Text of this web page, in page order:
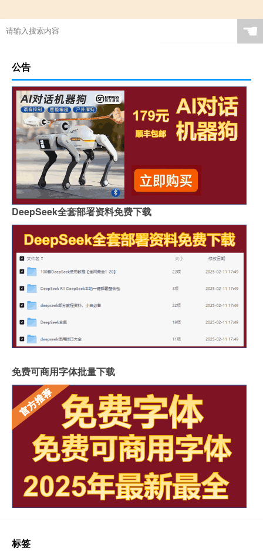
☚
公告
DeepSeek全套部署资料免费下载
免费可商用字体批量下载
标签